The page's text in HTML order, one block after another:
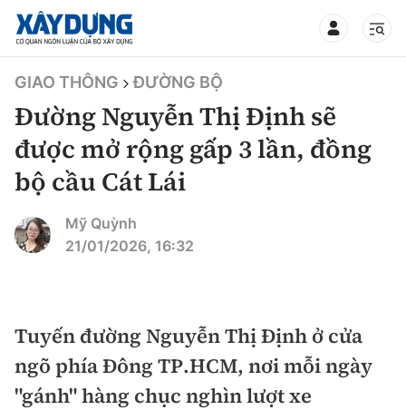
TIN BỘ XÂY DỰNG
CHUYÊN MỤC
Mới nhất
Chính trị
Xã hội
Xây dựng
Chỉ đạo điều hành
Giao thông
GIAO THÔNG ĐƯỜNG BỘ
Đường Nguyễn Thị Định sẽ
được mở rộng gấp 3 lần, đồng
bộ cầu Cát Lái
Mỹ Quỳnh
21/01/2026, 16:32
Tuyến đường Nguyễn Thị Định ở cửa
ngõ phía Đông TP.HCM, nơi mỗi ngày
"gánh" hàng chục nghìn lượt xe